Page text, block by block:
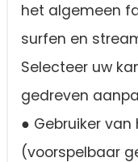
het algemeen
surfen en
Selecteer uw
gedreven
● Gebruiker
(voorspelbaar